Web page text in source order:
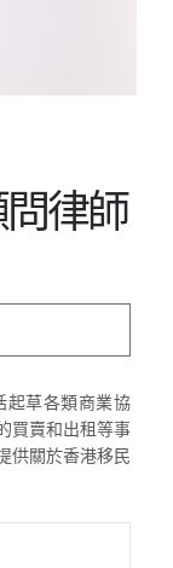
律師
起草各類商業協
買賣和出租等事
供關於香港移民